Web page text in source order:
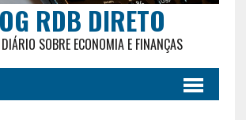
RDB DIRETO
SOBRE ECONOMIA E FINANÇAS